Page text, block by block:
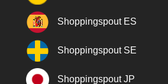
Shoppingspout ES
Shoppingspout SE
Shoppingspout JP